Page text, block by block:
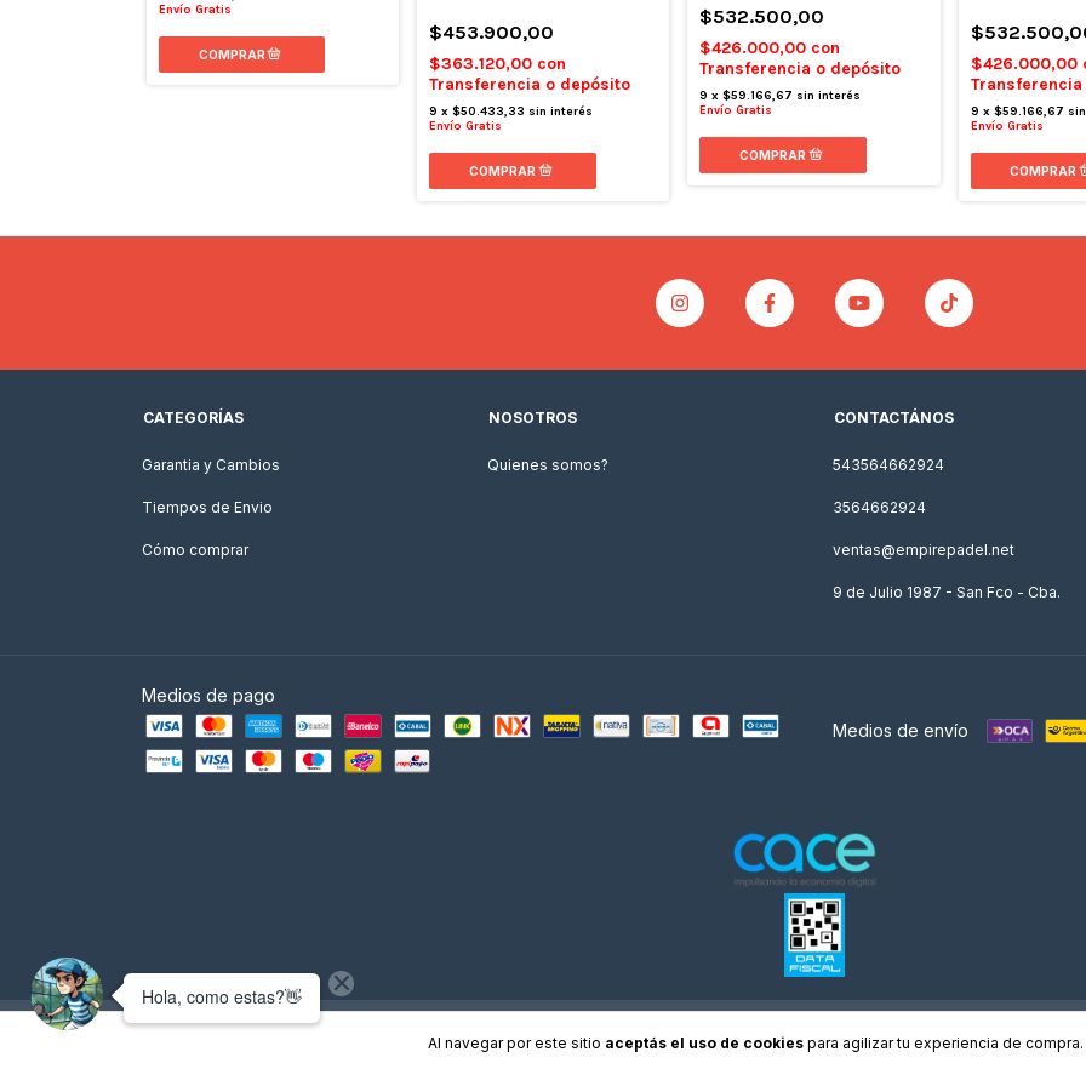
Al navegar por este sitio aceptás el uso de cookiespara agilizar tu experiencia de compra.
Envío Gratis
$453.900,00
$363.120,00 con
Transferencia o depósito
9 x$50.433,33 sin interés
Envío Gratis
$532.500,00
$426.000,00 con
Transferencia o depósito
9 x$59.166,67 sin interés
Envío Gratis
$426.000,00
9 x $59.166,67
Envío Gratis
CATEGORÍAS
Garantia y Cambios
Tiempos de Envio
Cómo comprar
NOSOTROS
Quienes somos?
CONTACTÁNOS
543564662924
3564662924
ventas@empirepadel.net
9 de Julio 1987 - San Fco - Cba.
Medios de pago
Medios de envío
Copyright Empire Padel - Tienda de Padel Argentina - 2026. Todos los derechos reservados.